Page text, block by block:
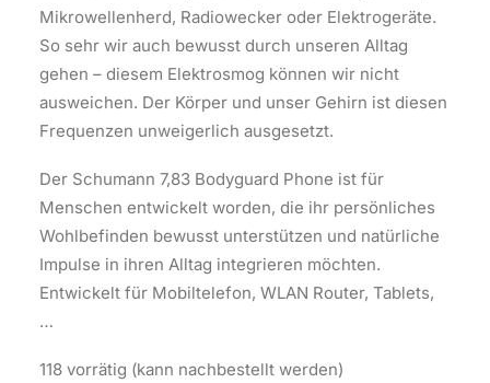
Mikrowellenherd, Radiowecker oder Elektrogeräte.
So sehr wir auch bewusst durch unseren Alltag
gehen – diesem Elektrosmog können wir nicht
ausweichen. Der Körper und unser Gehirn ist diesen
Frequenzen unweigerlich ausgesetzt.
Der Schumann 7,83 Bodyguard Phone ist für
Menschen entwickelt worden, die ihr persönliches
Wohlbefinden bewusst unterstützen und natürliche
Impulse in ihren Alltag integrieren möchten.
Entwickelt für Mobiltelefon, WLAN Router, Tablets,
…
118 vorrätig (kann nachbestellt werden)